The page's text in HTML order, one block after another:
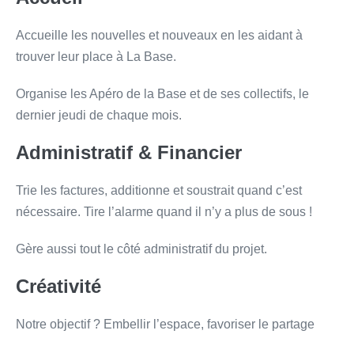
Accueille les nouvelles et nouveaux en les aidant à
trouver leur place à La Base.
Organise les Apéro de la Base et de ses collectifs, le
dernier jeudi de chaque mois.
Administratif & Financier
Trie les factures, additionne et soustrait quand c’est
nécessaire. Tire l’alarme quand il n’y a plus de sous !
Gère aussi tout le côté administratif du projet.
Créativité
Notre objectif ? Embellir l’espace, favoriser le partage